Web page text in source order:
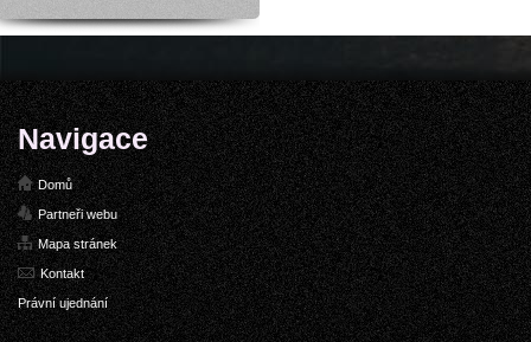
Navigace
Domů
Partneři webu
Mapa stránek
Kontakt
Právní ujednání